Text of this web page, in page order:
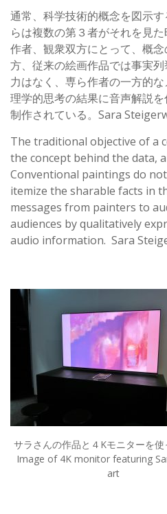
通常、科学技術的概念を図示
らは複数の第３者がそれを見
作者、観衆双方にとって、概
方、従来の絵画作品では事実
力はなく、専ら作者の一方的
理学的思考の結果に音声解説
制作されている。Sara
The traditional objective of a
the concept behind the data,
Conventional paintings do
itemize the sharable facts in
messages from painters to
audiences by qualitatively
audio information. Sara
サラさんの作品と４Kモニターを使
Image of 4K monitor featuring
art